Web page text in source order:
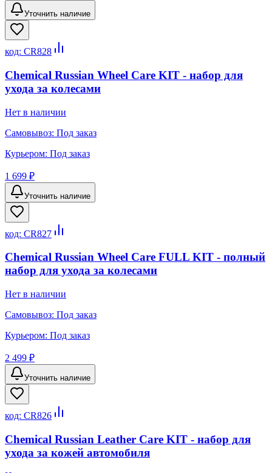
Уточнить наличие
код: CR828
Chemical Russian Wheel Care KIT - набор для
ухода за колесами
Нет в наличии
Самовывоз: Под заказ
Курьером: Под заказ
1 699 ₽
Уточнить наличие
код: CR827
Chemical Russian Wheel Care FULL KIT - полный
набор для ухода за колесами
Нет в наличии
Самовывоз: Под заказ
Курьером: Под заказ
2 499 ₽
Уточнить наличие
код: CR826
Chemical Russian Leather Care KIT - набор для
ухода за кожей автомобиля